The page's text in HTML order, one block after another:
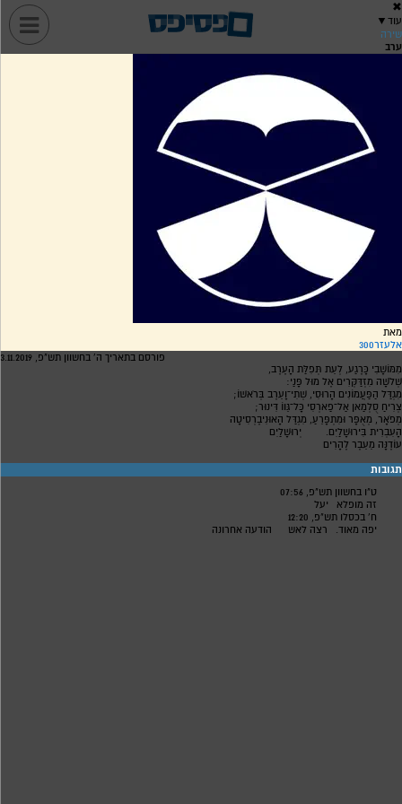
✖
עוד ▼
שירה
ערב
מאת
אלעזר300
פורסם בתאריך ה' בחשוון תש"פ, 3.11.2019
מִמּוֹשָׁבִי כָּרֶגַע, לְעֵת תְּפִלַּת הָעֶרֶב,
שְׁלֹשָׁה מִזְדַּקְּרִים אֶל מוּל פָּנַי:
מִגְדַּל הַפַּעֲמוֹנִים הָרוּסִי, שְׁתִי־וָעֵרֶב בְּרֹאשׁוֹ;
צְרִיחַ סֻלְמַאן אַל־פַארְסִי כָּל־גֵּווֹ דִּינוּר;
מְפֹאָר, מְאֻפָּר וּמִתְפָּרֵעַ, מִגְדַּל הָאוּנִיבֶרְסִיטָה
הָעִבְרִית בִּירוּשָׁלַיִם. יְרוּשָׁלַיִם
עוֹדֶנָּה מֵעֵבֶר לֶהָרִים
תגובות
ט"ו בחשוון תש"פ, 07:56
זה מופלא
יעל
ח' בכסלו תש"פ, 12:20
יפה מאוד.
רצה לאש הודעה אחרונה